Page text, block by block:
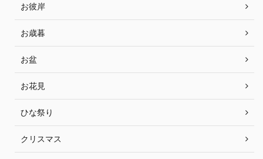
お彼岸
お歳暮
お盆
お花見
ひな祭り
クリスマス